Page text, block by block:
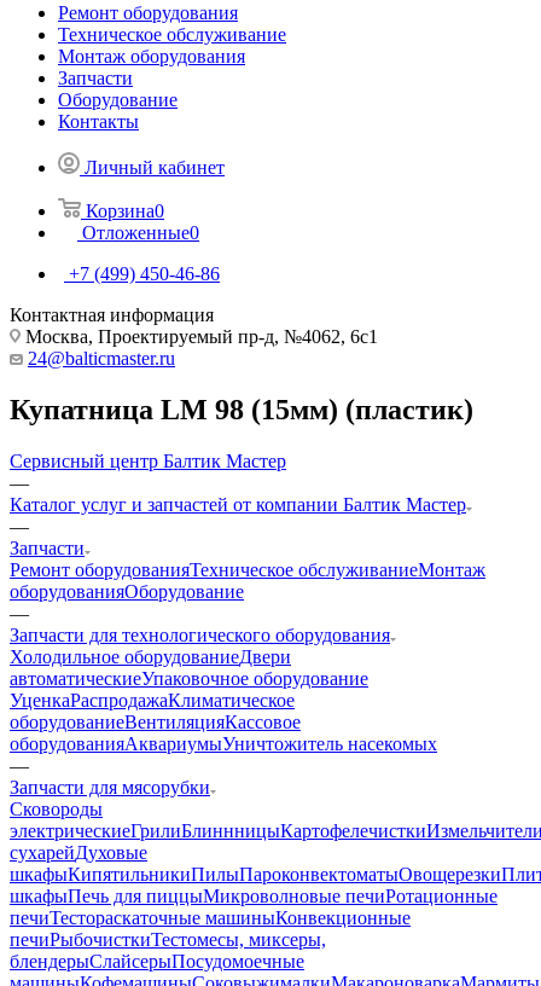
Ремонт оборудования
Техническое обслуживание
Монтаж оборудования
Запчасти
Оборудование
Контакты
Личный кабинет
Корзина0
Отложенные0
+7 (499) 450-46-86
Контактная информация
Москва, Проектируемый пр-д, №4062, 6с1
24@balticmaster.ru
Купатница LM 98 (15мм) (пластик)
Сервисный центр Балтик Мастер
—
Каталог услуг и запчастей от компании Балтик Мастер
—
Запчасти
Ремонт оборудованияТехническое обслуживаниеМонтаж
оборудованияОборудование
—
Запчасти для технологического оборудования
Холодильное оборудованиеДвери
автоматическиеУпаковочное оборудование
УценкаРаспродажаКлиматическое
оборудованиеВентиляцияКассовое
оборудованияАквариумыУничтожитель насекомых
—
Запчасти для мясорубки
Cковороды
электрическиеГрилиБлиннницыКартофелечистки
сухарейДуховые
шкафыКипятильникиПилыПароконвектоматыОвощерезки
шкафыПечь для пиццыМикроволновые печиРотационные
печиТестораскаточные машиныКонвекционные
печиРыбочисткиТестомесы, миксеры,
блендерыСлайсерыПосудомоечные